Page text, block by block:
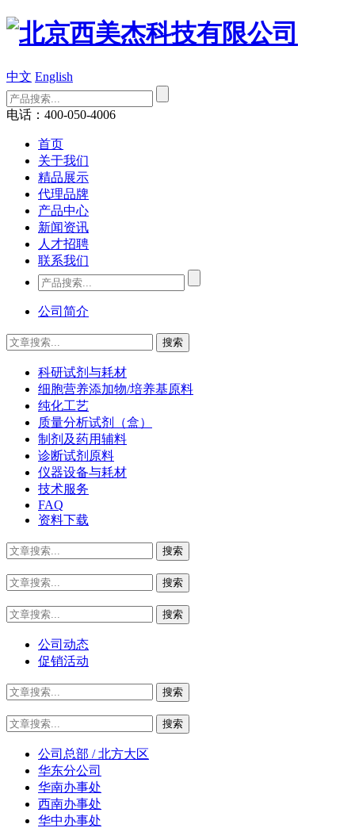
中文 English
电话：400-050-4006
首页
关于我们
精品展示
代理品牌
产品中心
新闻资讯
人才招聘
联系我们
公司简介
科研试剂与耗材
细胞营养添加物/培养基原料
纯化工艺
质量分析试剂（盒）
制剂及药用辅料
诊断试剂原料
仪器设备与耗材
技术服务
FAQ
资料下载
公司动态
促销活动
公司总部 / 北方大区
华东分公司
华南办事处
西南办事处
华中办事处